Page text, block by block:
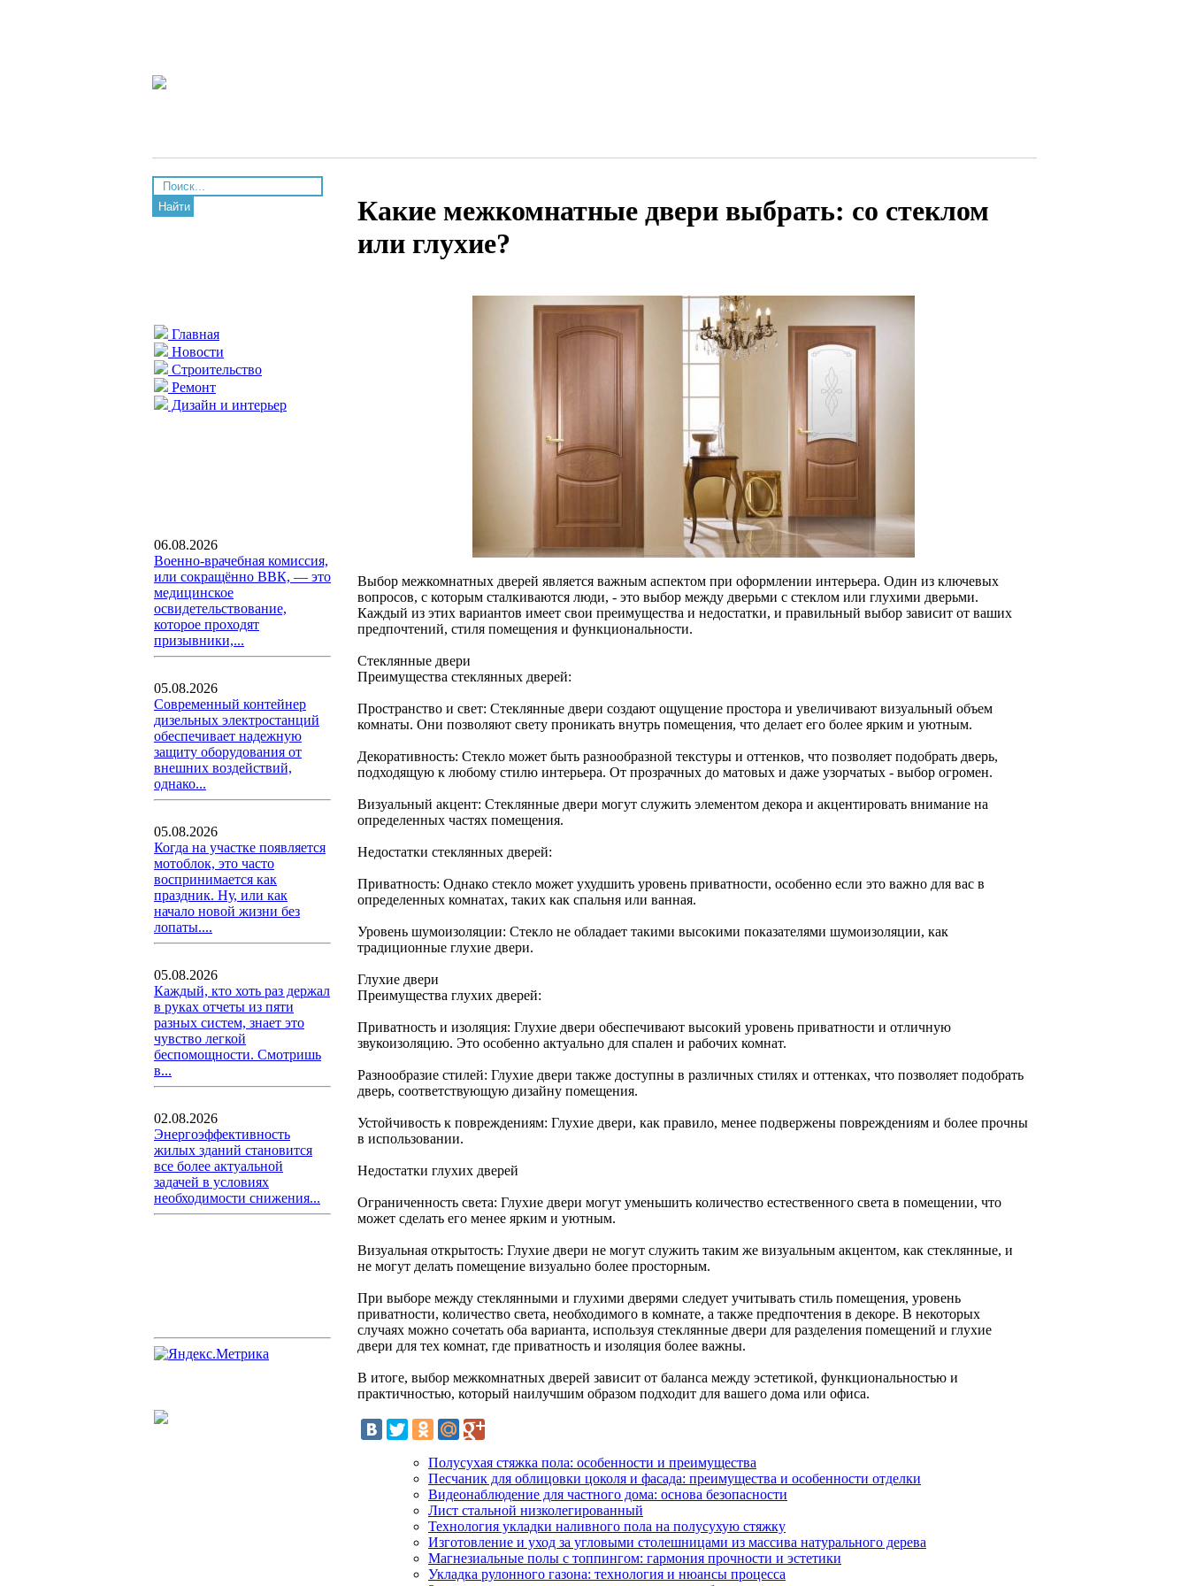
Найти
Главная
Новости
Строительство
Ремонт
Дизайн и интерьер
06.08.2026
Военно-врачебная комиссия,
или сокращённо ВВК, — это
медицинское
освидетельствование,
которое проходят
призывники,...
05.08.2026
Современный контейнер
дизельных электростанций
обеспечивает надежную
защиту оборудования от
внешних воздействий,
однако...
05.08.2026
Когда на участке появляется
мотоблок, это часто
воспринимается как
праздник. Ну, или как
начало новой жизни без
лопаты....
05.08.2026
Каждый, кто хоть раз держал
в руках отчеты из пяти
разных систем, знает это
чувство легкой
беспомощности. Смотришь
в...
02.08.2026
Энергоэффективность
жилых зданий становится
все более актуальной
задачей в условиях
необходимости снижения...
Какие межкомнатные двери выбрать: со стеклом
или глухие?
Выбор межкомнатных дверей является важным аспектом при оформлении интерьера. Один из ключевых
вопросов, с которым сталкиваются люди, - это выбор между дверьми с стеклом или глухими дверьми.
Каждый из этих вариантов имеет свои преимущества и недостатки, и правильный выбор зависит от ваших
предпочтений, стиля помещения и функциональности.
Стеклянные двери
Преимущества стеклянных дверей:
Пространство и свет: Стеклянные двери создают ощущение простора и увеличивают визуальный объем
комнаты. Они позволяют свету проникать внутрь помещения, что делает его более ярким и уютным.
Декоративность: Стекло может быть разнообразной текстуры и оттенков, что позволяет подобрать дверь,
подходящую к любому стилю интерьера. От прозрачных до матовых и даже узорчатых - выбор огромен.
Визуальный акцент: Стеклянные двери могут служить элементом декора и акцентировать внимание на
определенных частях помещения.
Недостатки стеклянных дверей:
Приватность: Однако стекло может ухудшить уровень приватности, особенно если это важно для вас в
определенных комнатах, таких как спальня или ванная.
Уровень шумоизоляции: Стекло не обладает такими высокими показателями шумоизоляции, как
традиционные глухие двери.
Глухие двери
Преимущества глухих дверей:
Приватность и изоляция: Глухие двери обеспечивают высокий уровень приватности и отличную
звукоизоляцию. Это особенно актуально для спален и рабочих комнат.
Разнообразие стилей: Глухие двери также доступны в различных стилях и оттенках, что позволяет подобрать
дверь, соответствующую дизайну помещения.
Устойчивость к повреждениям: Глухие двери, как правило, менее подвержены повреждениям и более прочны
в использовании.
Недостатки глухих дверей
Ограниченность света: Глухие двери могут уменьшить количество естественного света в помещении, что
может сделать его менее ярким и уютным.
Визуальная открытость: Глухие двери не могут служить таким же визуальным акцентом, как стеклянные, и
не могут делать помещение визуально более просторным.
При выборе между стеклянными и глухими дверями следует учитывать стиль помещения, уровень
приватности, количество света, необходимого в комнате, а также предпочтения в декоре. В некоторых
случаях можно сочетать оба варианта, используя стеклянные двери для разделения помещений и глухие
двери для тех комнат, где приватность и изоляция более важны.
В итоге, выбор межкомнатных дверей зависит от баланса между эстетикой, функциональностью и
практичностью, который наилучшим образом подходит для вашего дома или офиса.
Полусухая стяжка пола: особенности и преимущества
Песчаник для облицовки цоколя и фасада: преимущества и особенности отделки
Видеонаблюдение для частного дома: основа безопасности
Лист стальной низколегированный
Технология укладки наливного пола на полусухую стяжку
Изготовление и уход за угловыми столешницами из массива натурального дерева
Магнезиальные полы с топпингом: гармония прочности и эстетики
Укладка рулонного газона: технология и нюансы процесса